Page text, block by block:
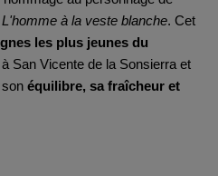
L'homme à la veste blanche. Cet
les plus jeunes du
San Vicente de la Sonsierra et
équilibre, sa fraîcheur et